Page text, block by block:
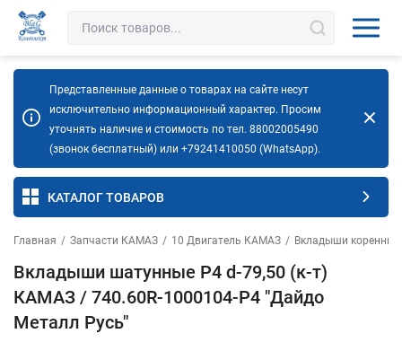
Представленные данные о товарах на сайте несут
исключительно информационный характер. Просим
уточнять наличие и стоимость по тел. 88002005490
(звонок бесплатный) или +79241410050 (WhatsApp).
КАТАЛОГ ТОВАРОВ
Главная / Запчасти КАМАЗ / 10 Двигатель КАМАЗ / Вкладыши
Вкладыши шатунные Р4 d-79,50 (к-т)
КАМАЗ / 740.60R-1000104-Р4 "Дайдо
Металл Русь"